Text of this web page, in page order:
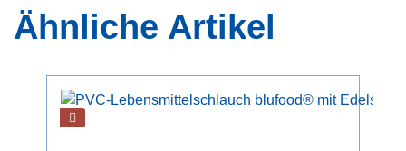
Ähnliche Artikel